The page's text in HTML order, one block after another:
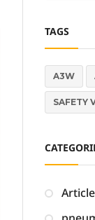
TAGS
A3W
SAFETY